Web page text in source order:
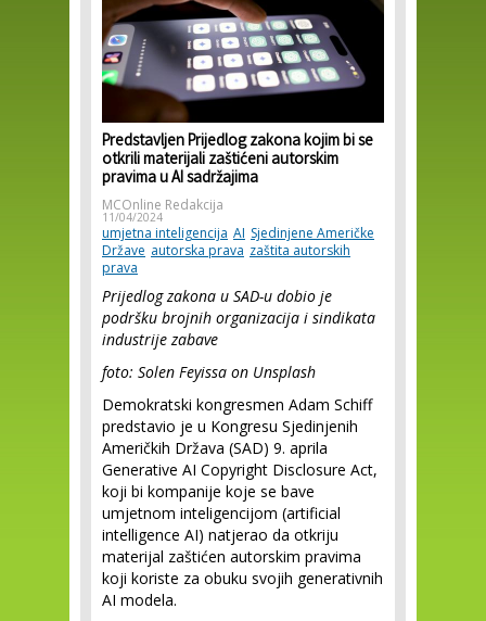
Predstavljen Prijedlog zakona kojim bi se
otkrili materijali zaštićeni autorskim
pravima u AI sadržajima
MCOnline Redakcija
11/04/2024
umjetna inteligencija AI Sjedinjene Američke
Države autorska prava zaštita autorskih
prava
Prijedlog zakona u SAD-u dobio je
podršku brojnih organizacija i sindikata
industrije zabave
foto: Solen Feyissa on Unsplash
Demokratski kongresmen Adam Schiff
predstavio je u Kongresu Sjedinjenih
Američkih Država (SAD) 9. aprila
Generative AI Copyright Disclosure Act,
koji bi kompanije koje se bave
umjetnom inteligencijom (artificial
intelligence AI) natjerao da otkriju
materijal zaštićen autorskim pravima
koji koriste za obuku svojih generativnih
AI modela.